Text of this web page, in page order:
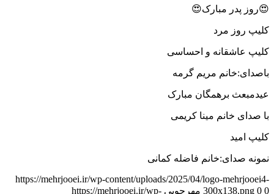
😍روز پدر مبارک😍
کلیپ روز مرد
کلیپ عاشقانه و احساسی
باصدای:خانم مریم گرمه
عیدمبعث برهمگان مبارک
با صدای خانم مینا کریمی
کلیپ امید
نمونه صدای:خانم فاضله کمانی
https://mehrjooei.ir/wp-content/uploads/2025/04/logo-mehrjooei4-
300x138.png 0 0 مهرجویی https://mehrjooei.ir/wp-